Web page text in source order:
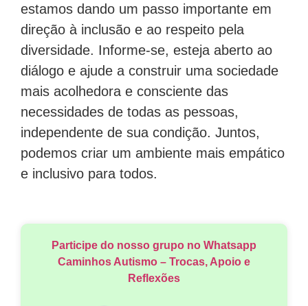
estamos dando um passo importante em
direção à inclusão e ao respeito pela
diversidade. Informe-se, esteja aberto ao
diálogo e ajude a construir uma sociedade
mais acolhedora e consciente das
necessidades de todas as pessoas,
independente de sua condição. Juntos,
podemos criar um ambiente mais empático
e inclusivo para todos.
Participe do nosso grupo no Whatsapp
Caminhos Autismo – Trocas, Apoio e
Reflexões